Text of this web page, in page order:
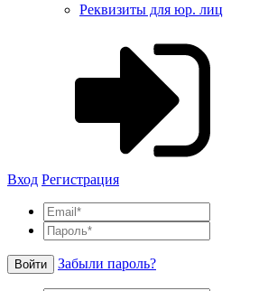
Реквизиты для юр. лиц
Вход Регистрация
Войти Забыли пароль?